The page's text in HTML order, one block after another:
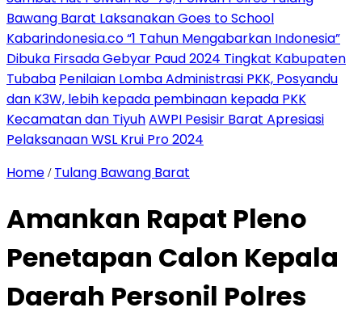
Bawang Barat Laksanakan Goes to School
Kabarindonesia.co “1 Tahun Mengabarkan Indonesia”
Dibuka Firsada Gebyar Paud 2024 Tingkat Kabupaten
Tubaba Penilaian Lomba Administrasi PKK, Posyandu
dan K3W, lebih kepada pembinaan kepada PKK
Kecamatan dan TiyuhAWPI Pesisir Barat Apresiasi
Pelaksanaan WSL Krui Pro 2024
Home / Tulang Bawang Barat
Amankan Rapat Pleno
Penetapan Calon Kepala
Daerah Personil Polres